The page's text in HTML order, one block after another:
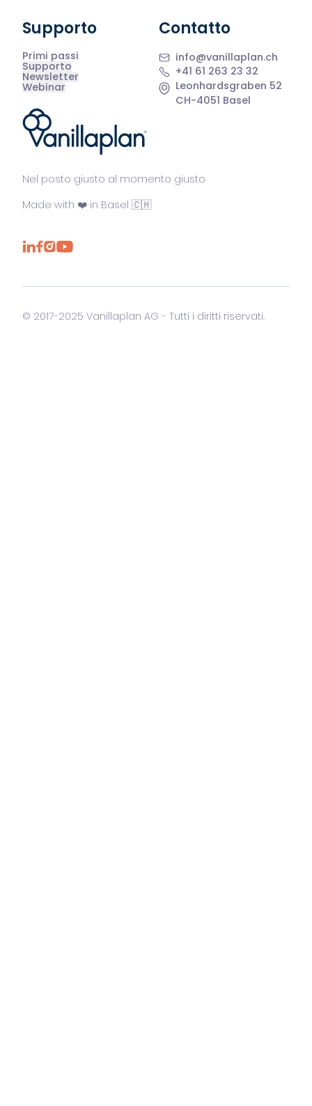
®
Nel posto giusto al momento giusto
Made with ❤️ in Basel 🇨🇭
Supporto
Primi passi
Supporto
Newsletter
Webinar
Contatto
info@vanillaplan.ch
+41 61 263 23 32
Leonhardsgraben 52
CH-4051 Basel
© 2017-2025 Vanillaplan AG - Tutti i diritti riservati.